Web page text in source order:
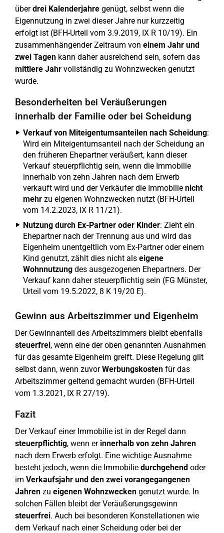
überdrei Kalenderjahre genügt, selbst wenn die
Eigennutzung in zwei dieser Jahre nur kurzzeitig
erfolgt ist (BFH-Urteil vom 3.9.2019, IX R 10/19). Ein
zusammenhängender Zeitraum von einem Jahr und
zwei Tagen kann daher ausreichend sein, sofern das
mittlere Jahr vollständig zu Wohnzwecken genutzt
wurde.
Besonderheiten bei Veräußerungen
innerhalb der Familie oder bei Scheidung
Verkauf von Miteigentumsanteilen nach Scheidung:
Wird ein Miteigentumsanteil nach der Scheidung an
den früheren Ehepartner veräußert, kann dieser
Verkauf steuerpflichtig sein, wenn die Immobilie
innerhalb von zehn Jahren nach dem Erwerb
verkauft wird und der Verkäufer die Immobilie nicht
mehr zu eigenen Wohnzwecken nutzt (BFH-Urteil
vom 14.2.2023, IX R 11/21).
Nutzung durch Ex-Partner oder Kinder: Zieht ein
Ehepartner nach der Trennung aus und wird das
Eigenheim unentgeltlich vom Ex-Partner oder einem
Kind genutzt, zählt dies nicht als eigene
Wohnnutzung des ausgezogenen Ehepartners. Der
Verkauf kann daher steuerpflichtig sein (FG Münster,
Urteil vom 19.5.2022, 8 K 19/20 E).
Gewinn aus Arbeitszimmer und Eigenheim
Der Gewinnanteil des Arbeitszimmers bleibt ebenfalls
steuerfrei, wenn eine der oben genannten Ausnahmen
für das gesamte Eigenheim greift. Diese Regelung gilt
selbst dann, wenn zuvorWerbungskosten für das
Arbeitszimmer geltend gemacht wurden (BFH-Urteil
vom 1.3.2021, IX R 27/19).
Fazit
Der Verkauf einer Immobilie ist in der Regel dann
steuerpflichtig, wenn er innerhalb von zehn Jahren
nach dem Erwerb erfolgt. Eine wichtige Ausnahme
besteht jedoch, wenn die Immobilie durchgehend oder
im Verkaufsjahr und den zwei vorangegangenen
Jahren zu eigenen Wohnzwecken genutzt wurde. In
solchen Fällen bleibt der Veräußerungsgewinn
steuerfrei. Auch bei besonderen Konstellationen wie
dem Verkauf nach einer Scheidung oder bei der